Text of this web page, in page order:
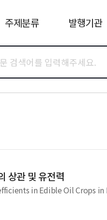
주제분류 발행기관
상관 및 유전력
in Edible Oil Crops in